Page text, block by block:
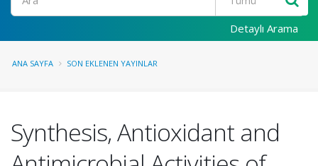
Detaylı Arama
ANA SAYFA SON EKLENEN YAYINLAR
Synthesis, Antioxidant and